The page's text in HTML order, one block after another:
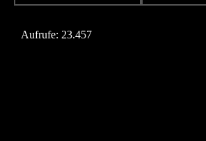
Aufrufe: 23.457